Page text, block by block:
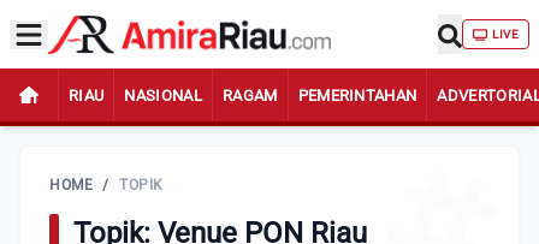
LIVE
RIAU NASIONAL RAGAM PEMERINTAHAN
HOME / TOPIK
Topik: Venue PON Riau